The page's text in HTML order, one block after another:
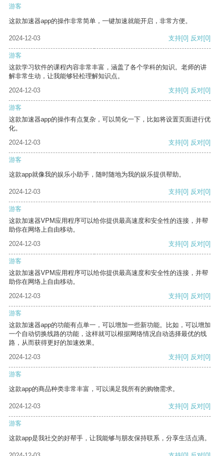
游客
这款加速器app的操作非常简单，一键加速就能开启，非常方便。
2024-12-03 支持[0] 反对[0]
游客
这款学习软件的课程内容非常丰富，涵盖了各个学科的知识。老师的讲
解非常生动，让我能够轻松理解知识点。
2024-12-03
支持[0] 反对[0]
游客
这款加速器app的操作有点复杂，可以简化一下，比如将设置页面进行优
化。
2024-12-03
支持[0] 反对[0]
游客
这款app就像我的娱乐小助手，随时随地为我的娱乐提供帮助。
2024-12-03 支持[0] 反对[0]
游客
这款加速器VPM应用程序可以给你提供最高速度和安全性的连接，并帮
助你在网络上自由移动。
2024-12-03
支持[0] 反对[0]
游客
这款加速器VPM应用程序可以给你提供最高速度和安全性的连接，并帮
助你在网络上自由移动。
2024-12-03
支持[0] 反对[0]
游客
这款加速器app的功能有点单一，可以增加一些新功能。比如，可以增加
一个自动切换线路的功能，这样就可以根据网络情况自动选择最优的线
路，从而获得更好的加速效果。
2024-12-03
支持[0] 反对[0]
游客
这款app的商品种类非常丰富，可以满足我所有的购物需求。
2024-12-03 支持[0] 反对[0]
游客
这款app是我社交的好帮手，让我能够与朋友保持联系，分享生活点滴。